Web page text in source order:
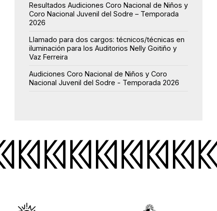
Resultados Audiciones Coro Nacional de Niños y
Coro Nacional Juvenil del Sodre – Temporada
2026
Llamado para dos cargos: técnicos/técnicas en
iluminación para los Auditorios Nelly Goitiño y
Vaz Ferreira
Audiciones Coro Nacional de Niños y Coro
Nacional Juvenil del Sodre - Temporada 2026